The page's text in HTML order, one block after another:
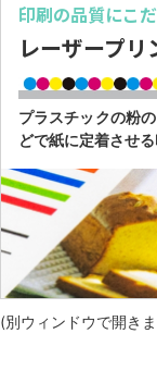
印刷の品質にこ
レーザープリ
プラスチックの粉
どで紙に定着させ
(別ウィンドウで開き